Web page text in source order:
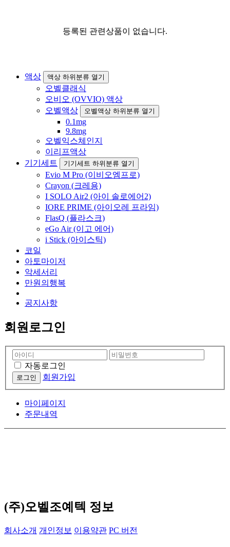
등록된 관련상품이 없습니다.
액상 액상 하위분류 열기
오벨클래식
오비오 (OVVIO) 액상
오벨액상
오벨액상 하위분류 열기
0.1mg
9.8mg
오벨익스체인지
이리프액상
기기세트
기기세트 하위분류 열기
Evio M Pro (이비오엠프로)
Crayon (크레용)
I SOLO Air2 (아이 솔로에어2)
IORE PRIME (아이오레 프라임)
FlasQ (플라스크)
eGo Air (이고 에어)
i Stick (아이스틱)
코일
아토마이저
악세서리
만원의행복
공지사항
회원로그인
자동로그인
회원가입
마이페이지
주문내역
(주)오벨조예텍 정보
회사소개 개인정보 이용약관 PC 버전